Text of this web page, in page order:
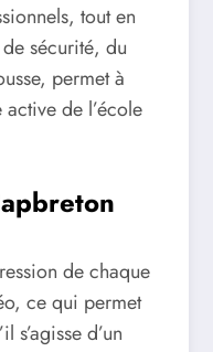
tout en
sécurité, du
permet à
de l’école
de chaque
ce qui permet
d’un